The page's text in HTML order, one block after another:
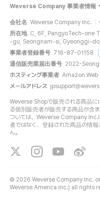
Weverse Company 事業者情報
会社名 Weverse Company Inc.
所在地 C, 6F, PangyoTech-one
-gu, Seongnam-si, Gyeonggi-
事業者登録番号 716-87-01158
通信販売業届出番号 2022-
ホスティング事業者 Amazon Web
メールアドレス
Weverse Shopで販売される商品に
る個別販売者が販売する商品が含
ついては、Weverse Company
者ではなく、登録された商品の情
ん。
© 2026 Weverse Company Inc.
Weverse America Inc.) all rights